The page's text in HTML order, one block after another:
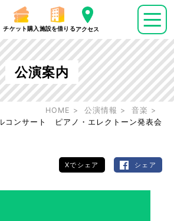
チケット購入 施設を借りるアクセス
公演案内
HOME 公演情報
音楽
コンサート ピアノ・エレクトーン発表会
Xでシェア シェア